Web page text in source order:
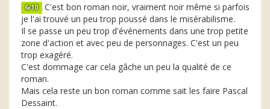
6/10 C'est bon roman noir, vraiment noir même si parfois
je l'ai trouvé un peu trop poussé dans le misérabilisme.
Il se passe un peu trop d'événements dans une trop petite
zone d'action et avec peu de personnages. C'est un peu
trop exagéré.
C'est dommage car cela gâche un peu la qualité de ce
roman.
Mais cela reste un bon roman comme sait les faire Pascal
Dessaint.